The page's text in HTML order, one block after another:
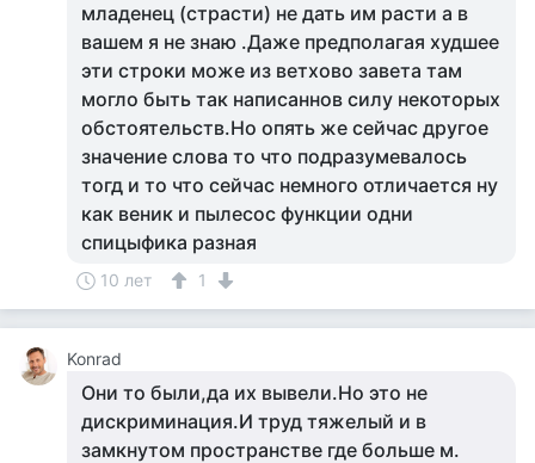
младенец (страсти) не дать им расти а в
вашем я не знаю .Даже предполагая худшее
эти строки може из ветхово завета там
могло быть так написаннов силу некоторых
обстоятельств.Но опять же сейчас другое
значение слова то что подразумевалось
тогд и то что сейчас немного отличается ну
как веник и пылесос функции одни
спицыфика разная
10 лет 1
Konrad
Они то были,да их вывели.Но это не
дискриминация.И труд тяжелый и в
замкнутом пространстве где больше м.